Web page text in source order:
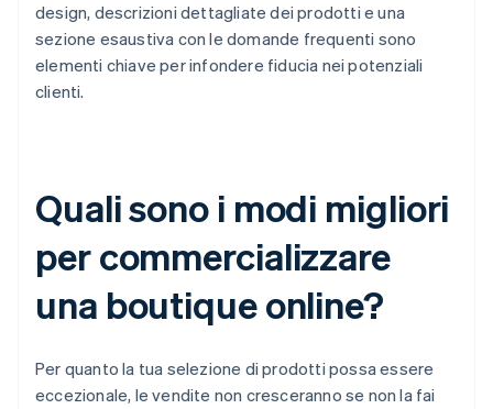
design, descrizioni dettagliate dei prodotti e una
sezione esaustiva con le domande frequenti sono
elementi chiave per infondere fiducia nei potenziali
clienti.
Quali sono i modi migliori
per commercializzare
una boutique online?
Per quanto la tua selezione di prodotti possa essere
eccezionale, le vendite non cresceranno se non la fai